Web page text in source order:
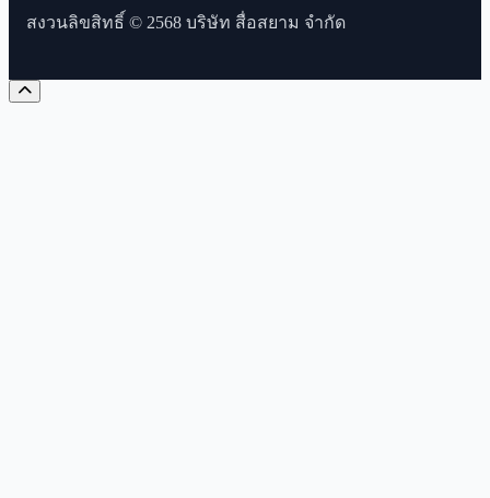
สงวนลิขสิทธิ์ © 2568 บริษัท สื่อสยาม จำกัด